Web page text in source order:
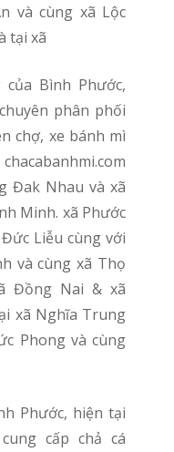
và cùng xã Lộc
tại xã
phân phối
chợ, xe bánh mì
Đak Nhau và xã
Minh. xã Phước
Liễu cùng với
và cùng xã Thọ
Đồng Nai & xã
xã Nghĩa Trung
Phong và cùng
cung cấp chả cá